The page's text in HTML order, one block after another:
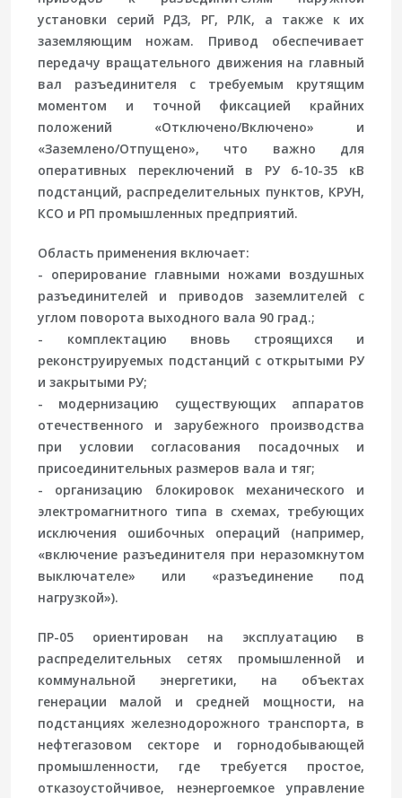
установки серий РДЗ, РГ, РЛК, а также к их
заземляющим ножам. Привод обеспечивает
передачу вращательного движения на главный
вал разъединителя с требуемым крутящим
моментом и точной фиксацией крайних
положений «Отключено/Включено» и
«Заземлено/Отпущено», что важно для
оперативных переключений в РУ 6-10-35 кВ
подстанций, распределительных пунктов, КРУН,
КСО и РП промышленных предприятий.
Область применения включает:
- оперирование главными ножами воздушных
разъединителей и приводов заземлителей с
углом поворота выходного вала 90 град.;
- комплектацию вновь строящихся и
реконструируемых подстанций с открытыми РУ
и закрытыми РУ;
- модернизацию существующих аппаратов
отечественного и зарубежного производства
при условии согласования посадочных и
присоединительных размеров вала и тяг;
- организацию блокировок механического и
электромагнитного типа в схемах, требующих
исключения ошибочных операций (например,
«включение разъединителя при неразомкнутом
выключателе» или «разъединение под
нагрузкой»).
ПР-05 ориентирован на эксплуатацию в
распределительных сетях промышленной и
коммунальной энергетики, на объектах
генерации малой и средней мощности, на
подстанциях железнодорожного транспорта, в
нефтегазовом секторе и горнодобывающей
промышленности, где требуется простое,
отказоустойчивое, неэнергоемкое управление